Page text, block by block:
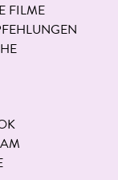
FILME